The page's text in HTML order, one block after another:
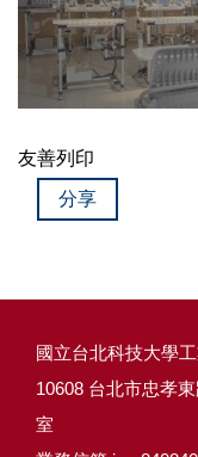
友善列印
分享
國立台北科技大學
10608 台北市忠孝
室